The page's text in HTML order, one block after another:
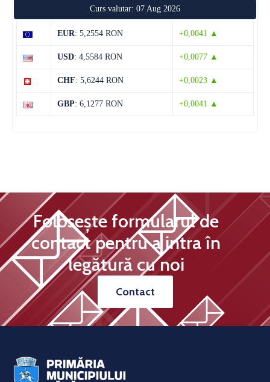
29°C 18°C
Joi
14 august
Curs valutar: 07 Aug 2026
EUR: 5,2554 RON +0,0041 ▲
USD: 4,5584 RON +0,0077 ▲
CHF: 5,6244 RON +0,0023 ▲
GBP: 6,1277 RON +0,0041 ▲
Folosește formularul de
contact pentru a intra în
legătură cu noi
Contact